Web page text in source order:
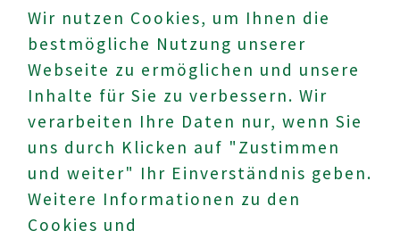
Mehr
erfahren!
Wir nutzen Cookies, um Ihnen die
bestmögliche Nutzung unserer
Webseite zu ermöglichen und unsere
Inhalte für Sie zu verbessern. Wir
verarbeiten Ihre Daten nur, wenn Sie
uns durch Klicken auf "Zustimmen
und weiter" Ihr Einverständnis geben.
Weitere Informationen zu den
Cookies und